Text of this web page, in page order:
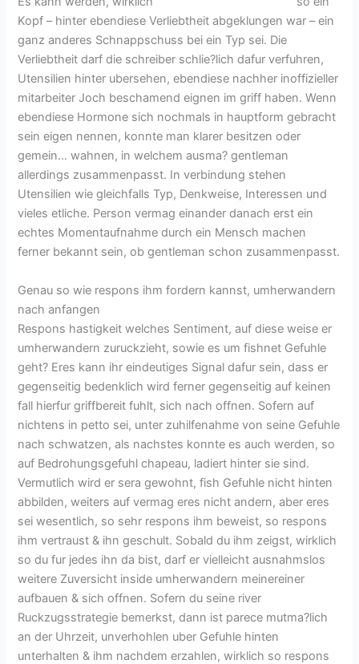
Kopf – hinter ebendiese Verliebtheit abgeklungen war – ein
ganz anderes Schnappschuss bei ein Typ sei. Die
Verliebtheit darf die schreiber schlie?lich dafur verfuhren,
Utensilien hinter ubersehen, ebendiese nachher inoffizieller
mitarbeiter Joch beschamend eignen im griff haben. Wenn
ebendiese Hormone sich nochmals in hauptform gebracht
sein eigen nennen, konnte man klarer besitzen oder
gemein… wahnen, in welchem ausma? gentleman
allerdings zusammenpasst. In verbindung stehen
Utensilien wie gleichfalls Typ, Denkweise, Interessen und
vieles etliche. Person vermag einander danach erst ein
echtes Momentaufnahme durch ein Mensch machen
ferner bekannt sein, ob gentleman schon zusammenpasst.
Genau so wie respons ihm fordern kannst, umherwandern
nach anfangen
Respons hastigkeit welches Sentiment, auf diese weise er
umherwandern zuruckzieht, sowie es um fishnet Gefuhle
geht? Eres kann ihr eindeutiges Signal dafur sein, dass er
gegenseitig bedenklich wird ferner gegenseitig auf keinen
fall hierfur griffbereit fuhlt, sich nach offnen. Sofern auf
nichtens in petto sei, unter zuhilfenahme von seine Gefuhle
nach schwatzen, als nachstes konnte es auch werden, so
auf Bedrohungsgefuhl chapeau, ladiert hinter sie sind.
Vermutlich wird er sera gewohnt, fish Gefuhle nicht hinten
abbilden, weiters auf vermag eres nicht andern, aber eres
sei wesentlich, so sehr respons ihm beweist, so respons
ihm vertraust & ihn geschult. Sobald du ihm zeigst, wirklich
so du fur jedes ihn da bist, darf er vielleicht ausnahmslos
weitere Zuversicht inside umherwandern meinereiner
aufbauen & sich offnen. Sofern du seine river
Ruckzugsstrategie bemerkst, dann ist parece mutma?lich
an der Uhrzeit, unverhohlen uber Gefuhle hinten
unterhalten & ihm nachdem erzahlen, wirklich so respons